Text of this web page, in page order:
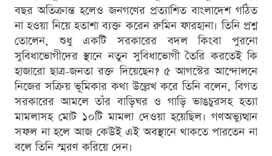
বছর অতিক্রান্ত হলেও জনগণের প্রত্যাশিত বাংলাদেশ গঠিত
না হওয়া নিয়ে হতাশা ব্যক্ত করেন রুমিন ফারহানা। তিনি প্রশ্ন
তোলেন, শুধু একটি সরকারের বদল কিংবা পুরনো
সুবিধাভোগীদের স্থানে নতুন সুবিধাভোগী তৈরি করতেই কি
হাজারো ছাত্র-জনতা রক্ত দিয়েছেন? ৫ আগস্টের আন্দোলনে
নিজের সক্রিয় ভূমিকার কথা উল্লেখ করে তিনি বলেন, বিগত
সরকারের আমলে তাঁর বাড়িঘর ও গাড়ি ভাঙচুরসহ হত্যা
মামলাসহ মোট ১০টি মামলা দেওয়া হয়েছিল। গণঅভ্যুত্থান
সফল না হলে আজ কেউই এই অবস্থানে থাকতে পারতেন না
বলে তিনি স্মরণ করিয়ে দেন।